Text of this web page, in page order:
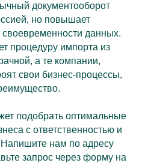
документооборот
но повышает
своевременности данных.
процедуру импорта из
а те компании,
свои бизнес-процессы,
подобрать оптимальные
с ответственностью и
Напишите нам по адресу
запрос через форму на